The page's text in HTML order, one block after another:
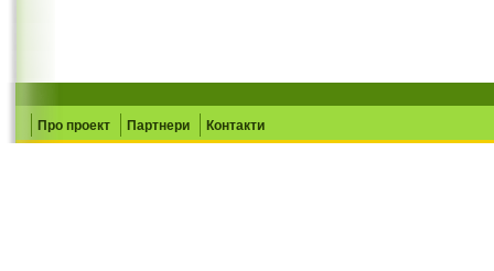
Про проект Партнери Контакти